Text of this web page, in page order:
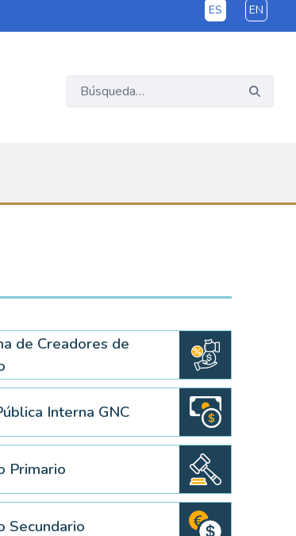
ES EN
de Creadores de
Interna GNC
Primario
Secundario